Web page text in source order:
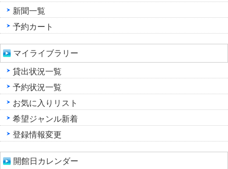
新聞一覧
予約カート
マイライブラリー
貸出状況一覧
予約状況一覧
お気に入りリスト
希望ジャンル新着
登録情報変更
開館日カレンダー